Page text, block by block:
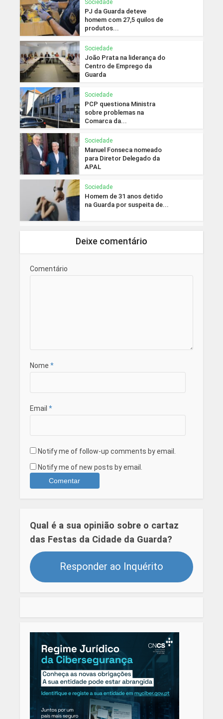
Sociedade
PJ da Guarda deteve
homem com 27,5 quilos de
produtos...
Sociedade
João Prata na liderança do
Centro de Emprego da
Guarda
Sociedade
PCP questiona Ministra
sobre problemas na
Comarca da...
Sociedade
Manuel Fonseca nomeado
para Diretor Delegado da
APAL
Sociedade
Homem de 31 anos detido
na Guarda por suspeita de...
Deixe comentário
Comentário
Nome *
Email *
Notify me of follow-up comments by email.
Notify me of new posts by email.
Qual é a sua opinião sobre o cartaz
das Festas da Cidade da Guarda?
Responder ao Inquérito